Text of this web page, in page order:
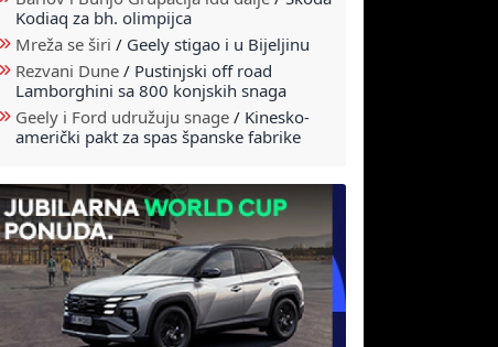
Kodiaq za bh. olimpijca
Mreža se širi / Geely stigao i u Bijeljinu
Rezvani Dune / Pustinjski off road
Lamborghini sa 800 konjskih snaga
Geely i Ford udružuju snage / Kinesko-
američki pakt za spas španske fabrike